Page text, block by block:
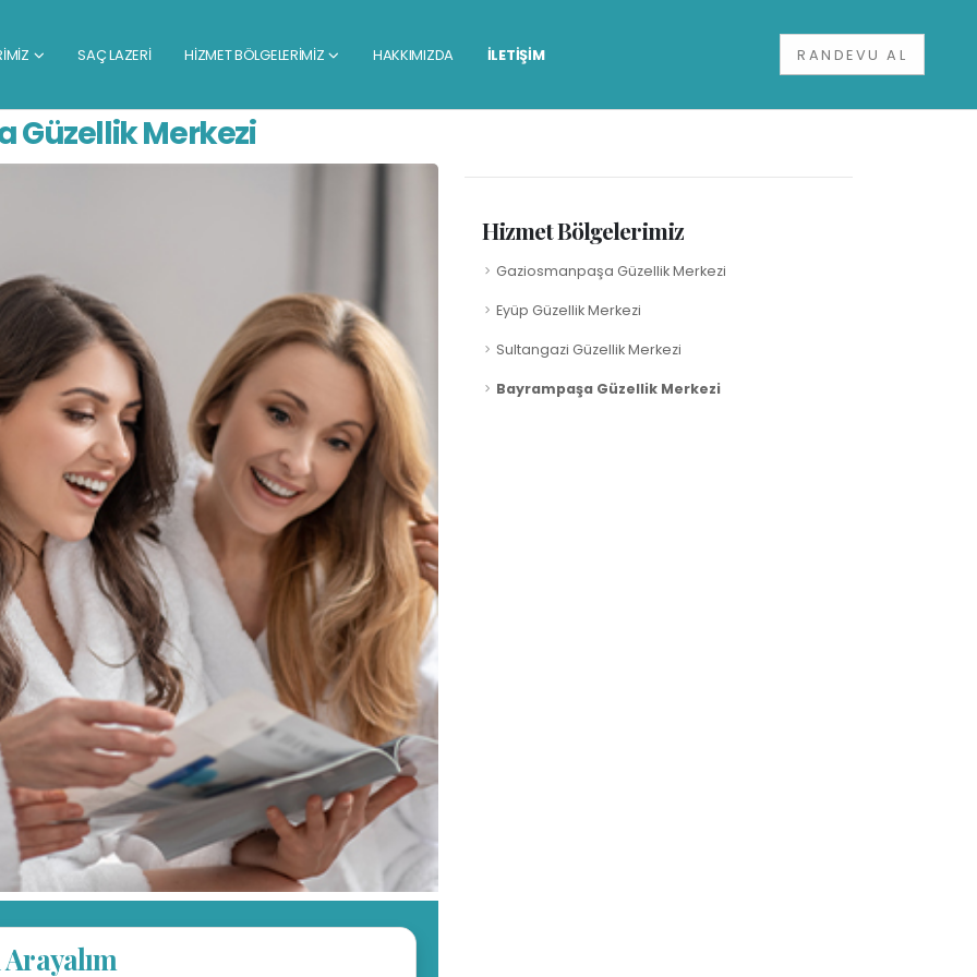
SAÇ LAZERİ HİZMET BÖLGELERİMİZ HAKKIMIZDA İLETİŞİM RANDEVU AL
Güzellik Merkezi
Hizmet Bölgelerimiz
Gaziosmanpaşa Güzellik Merkezi
Eyüp Güzellik Merkezi
Sultangazi Güzellik Merkezi
Bayrampaşa Güzellik Merkezi